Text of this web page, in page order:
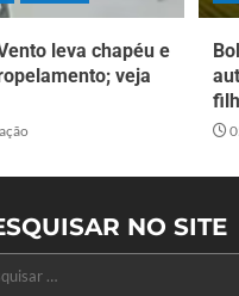
leva chapéu e
veja
NO SITE